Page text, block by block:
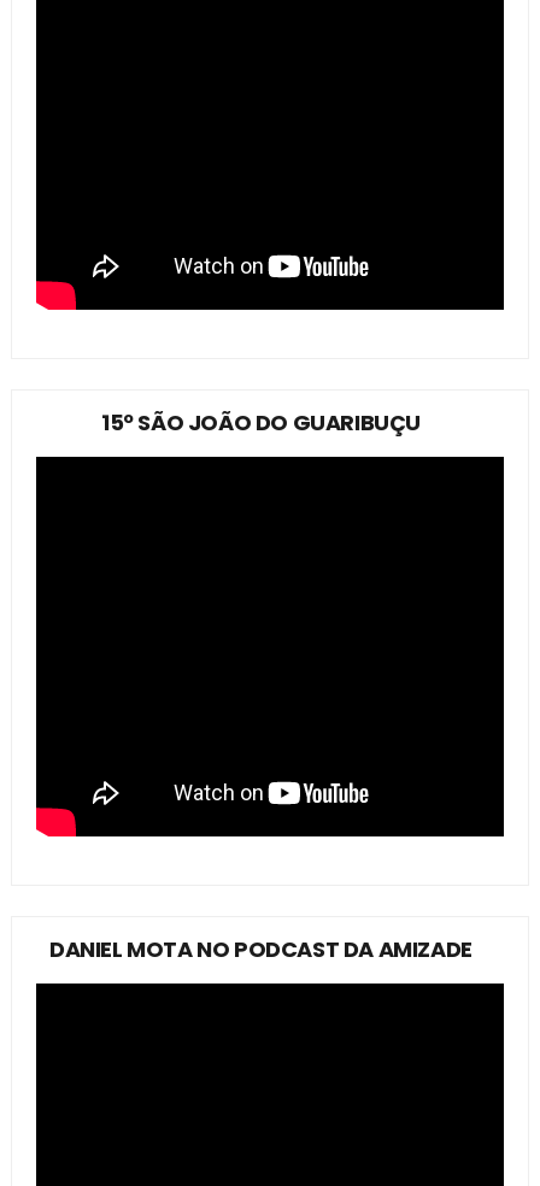
15º SÃO JOÃO DO GUARIBUÇU
DANIEL MOTA NO PODCAST DA AMIZADE